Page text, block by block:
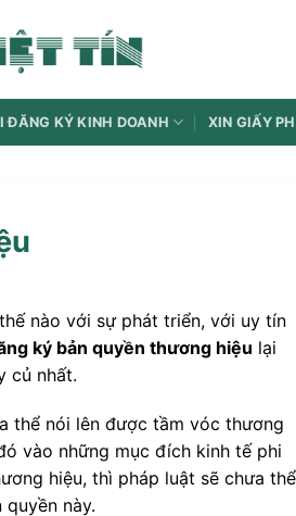
ĐĂNG KÝ KINH DOANH XIN GIẤY
nào với sự phát triển, với uy tín
ký bản quyền thương hiệu lại
củ nhất.
thể nói lên được tầm vóc thương
vào những mục đích kinh tế phi
hiệu, thì pháp luật sẽ chưa thể
này.